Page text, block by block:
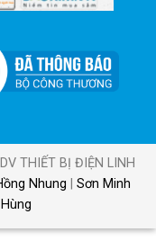
THIẾT BỊ ĐIỆN LINH
Nhung
Sơn Minh